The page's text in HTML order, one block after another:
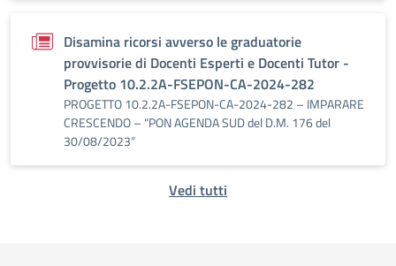
Disamina ricorsi avverso le graduatorie
provvisorie di Docenti Esperti e Docenti Tutor -
Progetto 10.2.2A-FSEPON-CA-2024-282
PROGETTO 10.2.2A-FSEPON-CA-2024-282 – IMPARARE
CRESCENDO – “PON AGENDA SUD del D.M. 176 del
30/08/2023“
Vedi tutti